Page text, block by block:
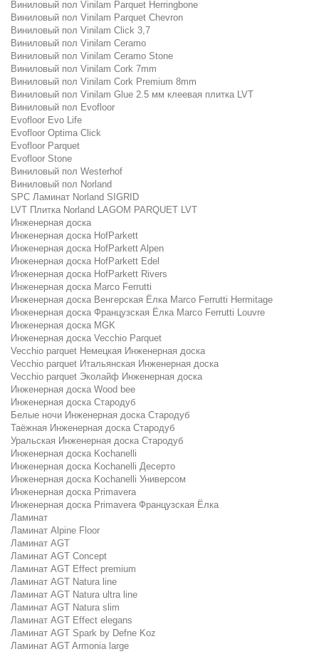
Виниловый пол Vinilam Parquet Herringbone
Виниловый пол Vinilam Parquet Chevron
Виниловый пол Vinilam Click 3,7
Виниловый пол Vinilam Ceramo
Виниловый пол Vinilam Ceramo Stone
Виниловый пол Vinilam Cork 7mm
Виниловый пол Vinilam Cork Premium 8mm
Виниловый пол Vinilam Glue 2.5 мм клеевая плитка LVT
Виниловый пол Evofloor
Evofloor Evo Life
Evofloor Optima Click
Evofloor Parquet
Evofloor Stone
Виниловый пол Westerhof
Виниловый пол Norland
SPC Ламинат Norland SIGRID
LVT Плитка Norland LAGOM PARQUET LVT
Инженерная доска
Инженерная доска HofParkett
Инженерная доска HofParkett Alpen
Инженерная доска HofParkett Edel
Инженерная доска HofParkett Rivers
Инженерная доска Marco Ferrutti
Инженерная доска Венгерская Ёлка Marco Ferrutti Hermitage
Инженерная доска Французская Ёлка Marco Ferrutti Louvre
Инженерная доска MGK
Инженерная доска Vecchio Parquet
Vecchio parquet Немецкая Инженерная доска
Vecchio parquet Итальянская Инженерная доска
Vecchio parquet Эколайф Инженерная доска
Инженерная доска Wood bee
Инженерная доска Стародуб
Белые ночи Инженерная доска Стародуб
Таёжная Инженерная доска Стародуб
Уральская Инженерная доска Стародуб
Инженерная доска Kochanelli
Инженерная доска Kochanelli Десерто
Инженерная доска Kochanelli Универсом
Инженерная доска Primavera
Инженерная доска Primavera Французская Ёлка
Ламинат
Ламинат Alpine Floor
Ламинат AGT
Ламинат AGT Concept
Ламинат AGT Effect premium
Ламинат AGT Natura line
Ламинат AGT Natura ultra line
Ламинат AGT Natura slim
Ламинат AGT Effect elegans
Ламинат AGT Spark by Defne Koz
Ламинат AGT Armonia large